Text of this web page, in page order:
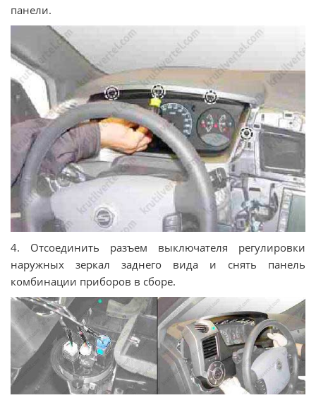
панели.
4. Отсоединить разъем выключателя регулировки
наружных зеркал заднего вида и снять панель
комбинации приборов в сборе.